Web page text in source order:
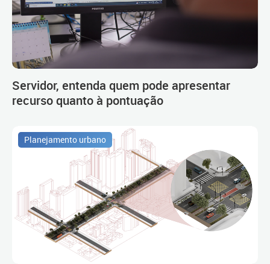
Servidor, entenda quem pode apresentar
recurso quanto à pontuação
Planejamento urbano